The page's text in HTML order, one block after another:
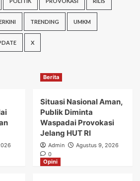
TRENDING UMKM
X
Berita
Situasi Nasional Aman,
Publik Diminta
Waspadai Provokasi
Jelang HUT RI
Admin
Agustus 9, 2026
0
Opini